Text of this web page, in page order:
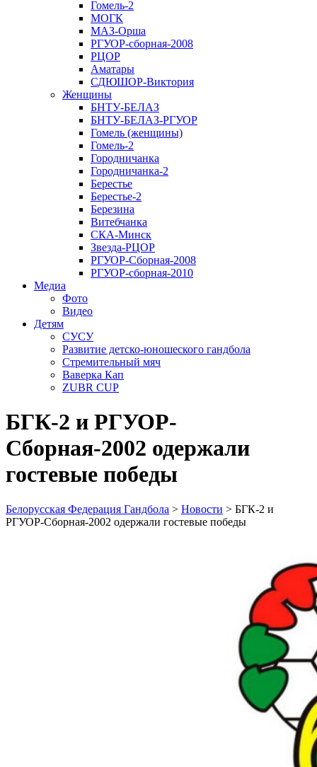
Гомель-2
МОГК
МАЗ-Орша
РГУОР-сборная-2008
РЦОР
Аматары
СДЮШОР-Виктория
Женщины
БНТУ-БЕЛАЗ
БНТУ-БЕЛАЗ-РГУОР
Гомель (женщины)
Гомель-2
Городничанка
Городничанка-2
Берестье
Берестье-2
Березина
Витебчанка
СКА-Минск
Звезда-РЦОР
РГУОР-Сборная-2008
РГУОР-сборная-2010
Медиа
Фото
Видео
Детям
СУСУ
Развитие детско-юношеского гандбола
Стремительный мяч
Ваверка Кап
ZUBR CUP
БГК-2 и РГУОР-
Сборная-2002 одержали
гостевые победы
Белорусская Федерация Гандбола > Новости > БГК-2 и
РГУОР-Сборная-2002 одержали гостевые победы